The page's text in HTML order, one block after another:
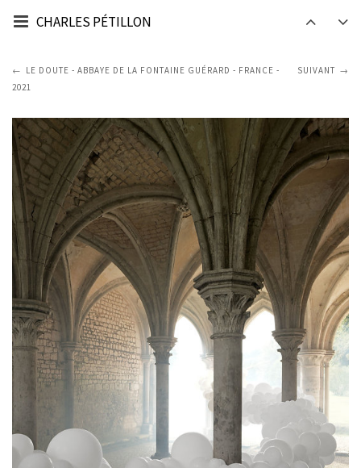
CHARLES PÉTILLON
SUIVANT
LE DOUTE - ABBAYE DE LA FONTAINE GUÉRARD - FRANCE -
2021